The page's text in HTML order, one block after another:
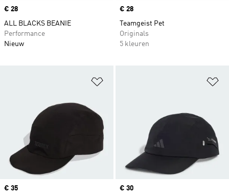
Price
€ 28
ALL BLACKS BEANIE
Performance
Nieuw
Price
€ 28
Teamgeist Pet
Originals
5 kleuren
Price
€ 35
Price
€ 30